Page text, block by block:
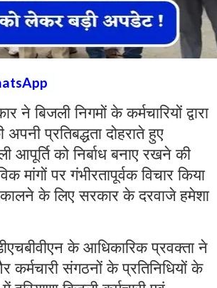
ने बिजली निगमों के कर्मचारियों द्वारा
प्रतिबद्धता दोहराते हुए
को निर्बाध बनाए रखने की
मांगों पर गंभीरतापूर्वक विचार किया
के लिए सरकार के दरवाजे हमेशा
के आधिकारिक प्रवक्ता ने
कर्मचारी संगठनों के प्रतिनिधियों के